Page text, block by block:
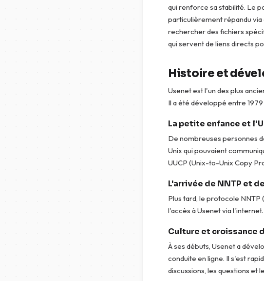
qui renforce sa stabilité. Le
particulièrement répandu via
rechercher des fichiers
qui servent de liens directs
Histoire et
Usenet est l'un des plus
Il a été développé entre
La petite enfance et
De nombreuses personnes
Unix qui pouvaient
UUCP (Unix-to-Unix Copy
L'arrivée de NNTP et
Plus tard, le protocole
l'accès à Usenet via
Culture et croissance
À ses débuts, Usenet a
conduite en ligne. Il s'est
discussions, les questions et